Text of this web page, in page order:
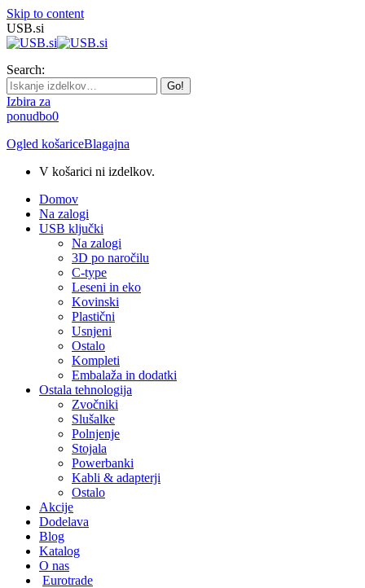
Skip to content
USB.si
Search:
Izbira za
ponudbo0
Ogled košariceBlagajna
V košarici ni izdelkov.
Domov
Na zalogi
USB ključki
Na zalogi
3D po naročilu
C-type
Leseni in eko
Kovinski
Plastični
Usnjeni
Ostalo
Kompleti
Embalaža in dodatki
Ostala tehnologija
Zvočniki
Slušalke
Polnjenje
Stojala
Powerbanki
Kabli & adapterji
Ostalo
Akcije
Dodelava
Blog
Katalog
O nas
Eurotrade